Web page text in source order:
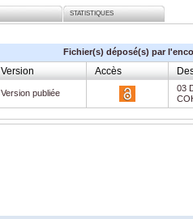
STATISTIQUES
Fichier(s) déposé(s) par
Version Accès
Version publiée
03